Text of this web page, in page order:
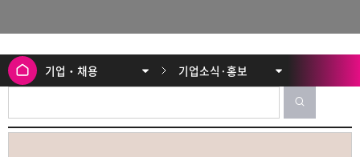
기업‧채용 기업소식·홍보